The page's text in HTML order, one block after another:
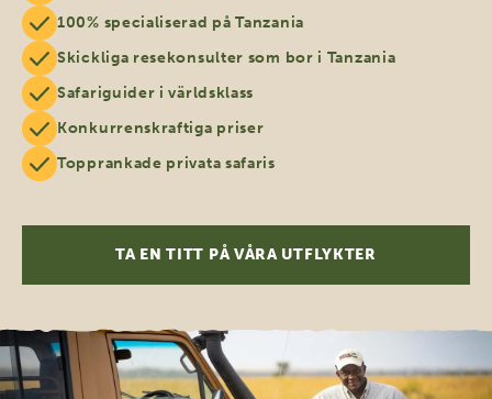
100% specialiserad på Tanzania
Skickliga resekonsulter som bor i Tanzania
Safariguider i världsklass
Konkurrenskraftiga priser
Topprankade privata safaris
TA EN TITT PÅ VÅRA UTFLYKTER